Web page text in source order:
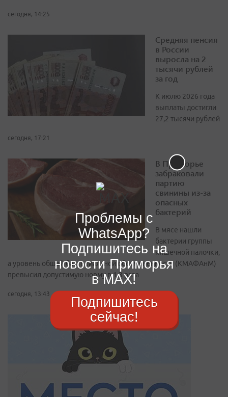
сегодня, 14:25
Средняя пенсия
в России
выросла на 2
тысячи рублей
за год
К июлю 2026 года
выплаты достигли
27,2 тысячи рублей
сегодня, 17:21
В Приморье
забраковали
партию
свинины из-за
опасных
бактерий
В мясе нашли
бактерии группы
кишечной палочки,
а уровень общей бактериальной обсемененности (КМАФАнМ)
превысил допустимую норму в 1,3 раза
сегодня, 13:43
Проблемы с
WhatsApp?
Подпишитесь на
новости Приморья
в MAX!
Подпишитесь
сейчас!